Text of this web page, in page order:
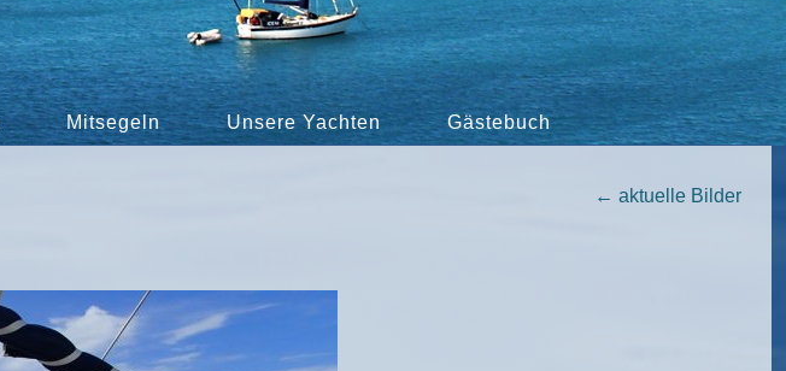
Mitsegeln Unsere Yachten Gästebuch
← aktuelle Bilder